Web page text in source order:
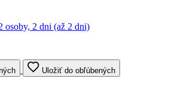
osoby, 2 dni (až 2 dni)
Uložiť do obľúbených